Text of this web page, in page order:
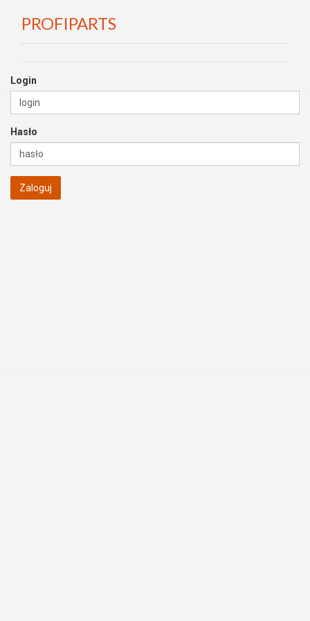
PROFIPARTS
Login
Hasło
Zaloguj